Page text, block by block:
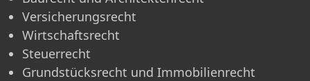
Versicherungsrecht
Wirtschaftsrecht
Steuerrecht
Grundstücksrecht und Immobilienrecht